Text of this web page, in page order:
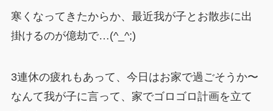
寒くなってきたからか、最近我が子とお散歩に出
掛けるのが億劫で…(^_^;)
3連休の疲れもあって、今日はお家で過ごそうか〜
なんて我が子に言って、家でゴロゴロ計画を立て